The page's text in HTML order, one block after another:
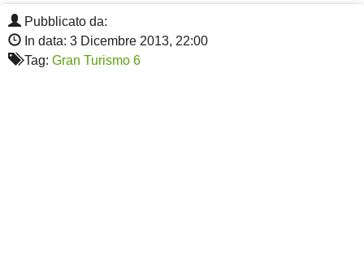
Pubblicato da:
In data: 3 Dicembre 2013, 22:00
Tag: Gran Turismo 6